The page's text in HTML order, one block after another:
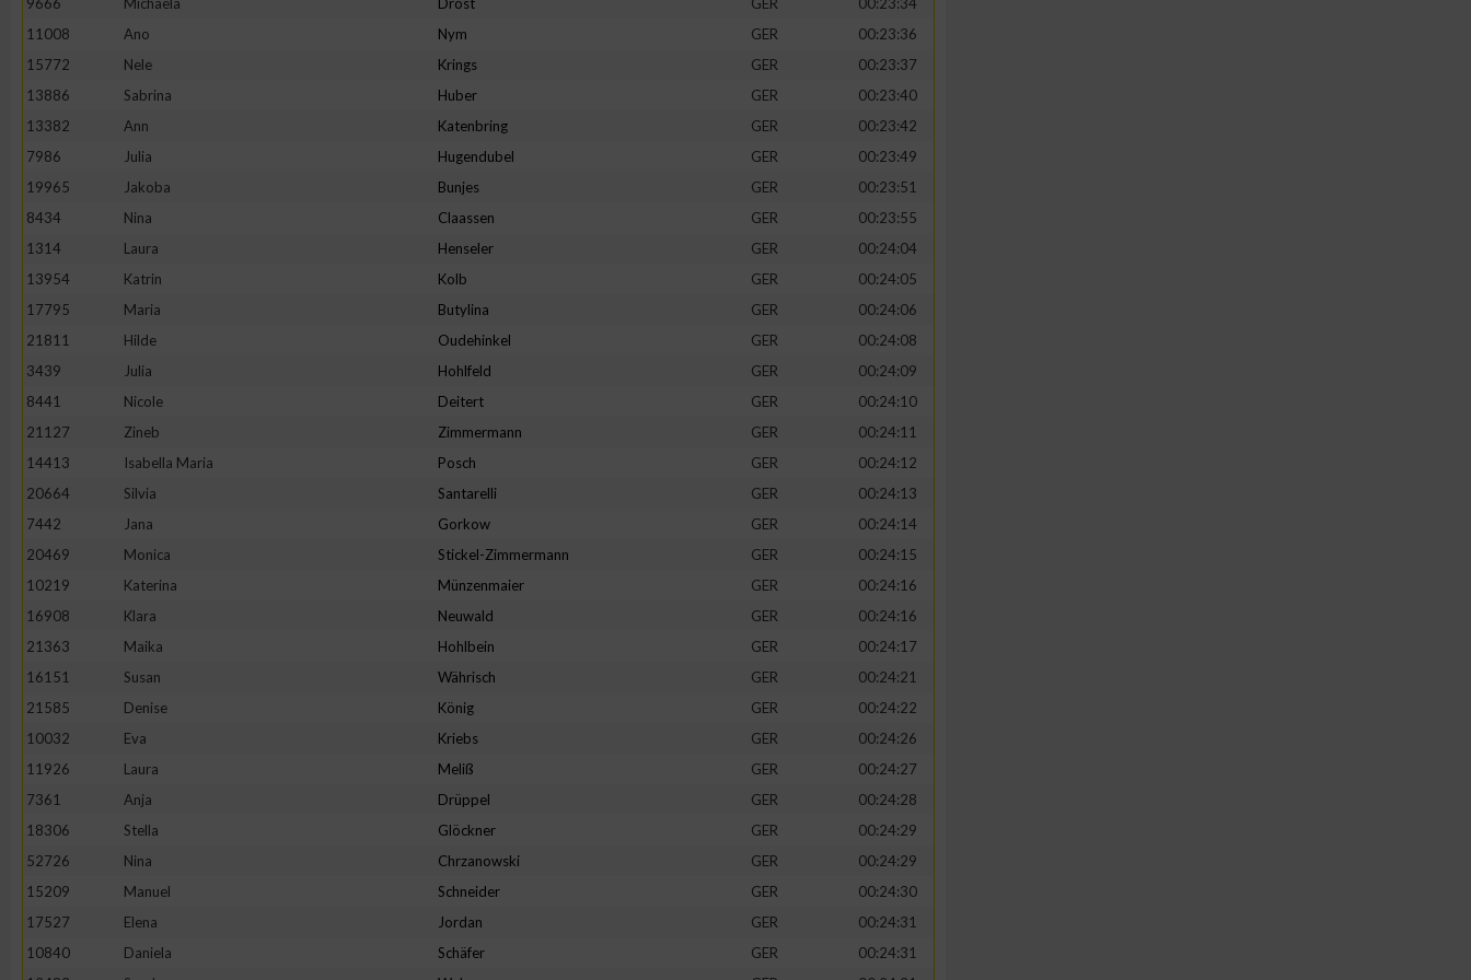
11008
Ano Nym GER
00:23:36
15772
Nele Krings GER
00:23:37
13886
Sabrina Huber GER
00:23:40
13382
Ann Katenbring GER
00:23:42
7986
Julia Hugendubel GER
00:23:49
19965
Jakoba Bunjes GER
00:23:51
8434
Nina Claassen GER
00:23:55
1314
Laura Henseler GER
00:24:04
13954
Katrin Kolb GER
00:24:05
17795
Maria Butylina GER
00:24:06
21811
Hilde Oudehinkel GER
00:24:08
3439
Julia Hohlfeld GER
00:24:09
8441
Nicole Deitert GER
00:24:10
21127
Zineb Zimmermann GER
00:24:11
14413
Isabella Maria Posch GER
00:24:12
20664
Silvia Santarelli GER
00:24:13
7442
Jana Gorkow GER
00:24:14
20469
Monica Stickel-Zimmermann GER
00:24:15
10219
Katerina Münzenmaier GER
00:24:16
16908
Klara Neuwald GER
00:24:16
21363
Maika Hohlbein GER
00:24:17
16151
Susan Währisch GER
00:24:21
21585
Denise König GER
00:24:22
10032
Eva Kriebs GER
00:24:26
11926
Laura Meliß GER
00:24:27
7361
Anja Drüppel GER
00:24:28
18306
Stella Glöckner GER
00:24:29
52726
Nina Chrzanowski GER
00:24:29
15209
Manuel Schneider GER
00:24:30
17527
Elena Jordan GER
00:24:31
10840
Daniela Schäfer GER
00:24:31
Erstellung von Profilen zur Personalisierung von Inhalten
Messung der Werbeleistung
Messung der Performance von Inhalten
Analyse von Zielgruppen durch Statistiken oder Kombinationen von Daten aus
Entwicklung und Verbesserung der Angebote
IAB-Besonderheiten:
Geräte anhand von aktiv angeforderten Informationen identifizieren
Nicht-IAB-Verarbeitungszwecke:
Notwendig
Performance
Funktional